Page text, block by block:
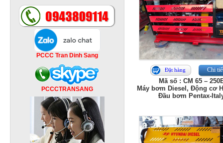
PCCC Tran Dinh Sang
PCCCTRANSANG
Đặt hàng Chi
Mã số : CM 65 –
Máy bơm Diesel, Động cơ
Đầu bơm Pentax-